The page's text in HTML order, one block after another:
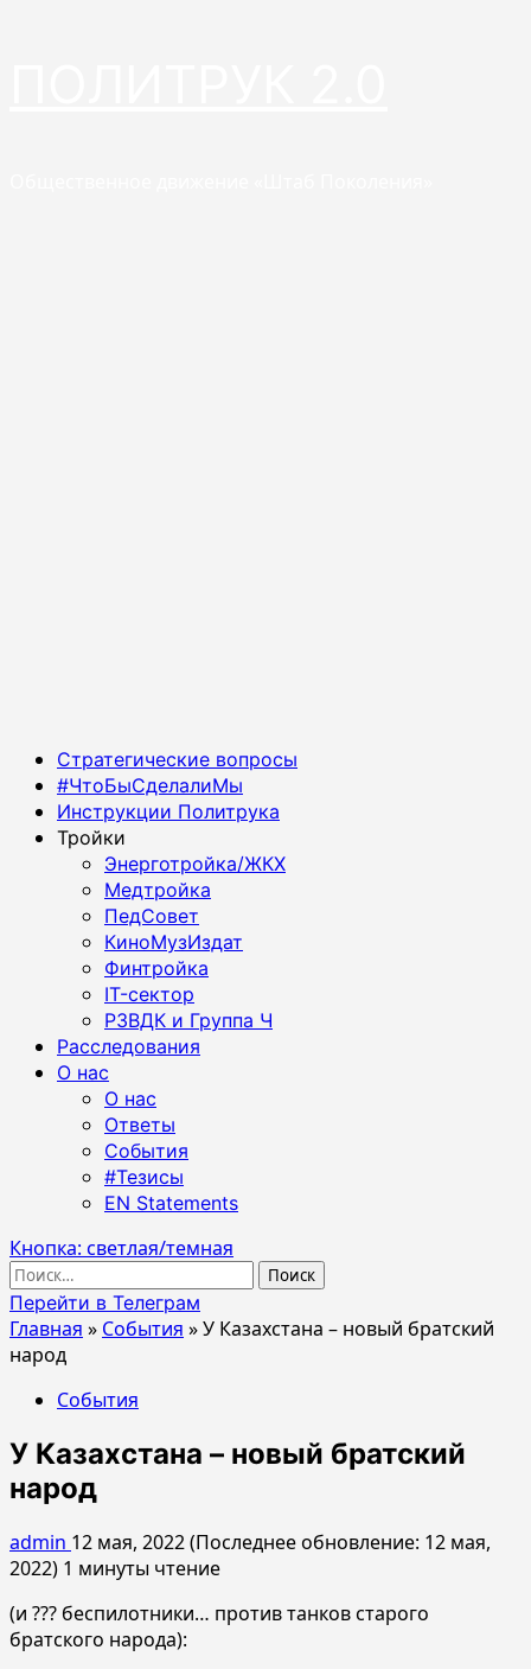
Основное
меню
Стратегические вопросы
#ЧтоБыСделалиМы
Инструкции Политрука
Тройки
Энерготройка/ЖКХ
Медтройка
ПедСовет
КиноМузИздат
Финтройка
IT-сектор
РЗВДК и Группа Ч
Расследования
О нас
О нас
Ответы
События
#Тезисы
EN Statements
Кнопка: светлая/темная
Найти:
Перейти в Телеграм
Главная » События »У Казахстана – новый братский
народ
События
У Казахстана – новый братский
народ
admin 12 мая, 2022 (Последнее обновление: 12 мая,
2022) 1 минуты чтение
(и ??? беспилотники… против танков старого
братского народа):